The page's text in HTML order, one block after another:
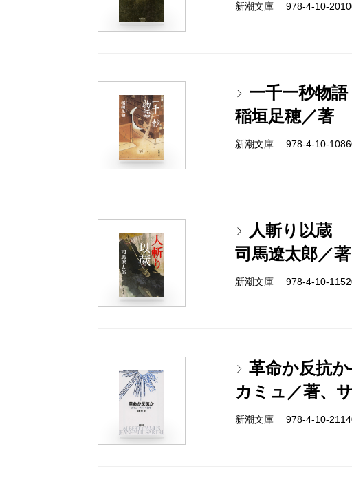
新潮文庫 978-4-10-
一千一秒物語
稲垣足穂／著
新潮文庫 978-4-10-
人斬り以蔵
司馬遼太郎／著
新潮文庫 978-4-10-
革命か反抗
カミュ／著、
新潮文庫 978-4-10-